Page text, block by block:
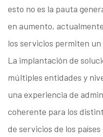
esto no es la pauta
en aumento,
los servicios permiten
La implantación de
múltiples entidades y
una experiencia de
coherente para los
de servicios de los